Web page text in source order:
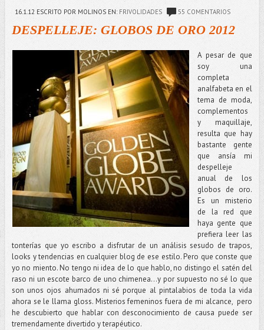
16.1.12 ESCRITO POR MOLINOS EN: FRIVOLIDADES 55 COMENTARIOS
DESPELLEJE: GLOBOS DE ORO 2012
A pesar de que
soy una
completa
analfabeta en el
tema de moda,
complementos
y maquillaje,
resulta que hay
bastante gente
que ansía mi
despelleje
anual de los
globos de oro.
Es un misterio
de la red que
haya gente que
prefiera leer las
tonterías que yo escribo a disfrutar de un análisis sesudo de trapos,
looks y tendencias en cualquier blog de ese estilo. Pero que conste que
yo no miento. No tengo ni idea de lo que hablo, no distingo el satén del
raso ni un escote barco de uno chimenea…y por supuesto no sé lo que
son unos ojos ahumados ni sé porque al pintalabios de toda la vida
ahora se le llama gloss. Misterios femeninos fuera de mi alcance, pero
he descubierto que hablar con desconocimiento de causa puede ser
tremendamente divertido y terapéutico.